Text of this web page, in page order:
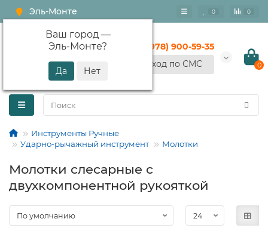
Эль-Монте
Ваш город —
Эль-Монте?
0 0
+7 (978) 900-59-35
Вход по СМС
0
Инструменты Ручные
Ударно-рычажный инструмент
Молотки
Молотки слесарные с
двухкомпонентной рукояткой